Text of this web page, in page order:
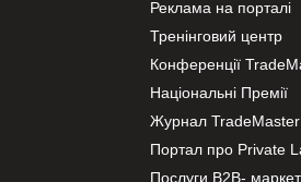
Реклама на порталі
Тренінговий центр
Конференції
Національні Премії
Журнал TradeMaster
Портал про Private
Послуги В2В-